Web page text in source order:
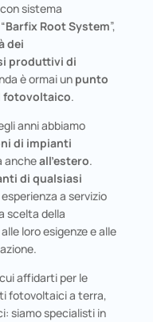
sistema
Barfix Root System”,
dei
produttivi di
è ormai un punto
fotovoltaico.
anni abbiamo
di impianti
ancheall’estero.
di qualsiasi
a servizio
scelta della
loro esigenze e alle
affidarti per le
fotovoltaici a terra,
siamo specialisti in